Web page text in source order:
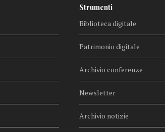
Strumenti
Biblioteca digitale
Patrimonio digitale
Archivio conferenze
Newsletter
Archivio notizie